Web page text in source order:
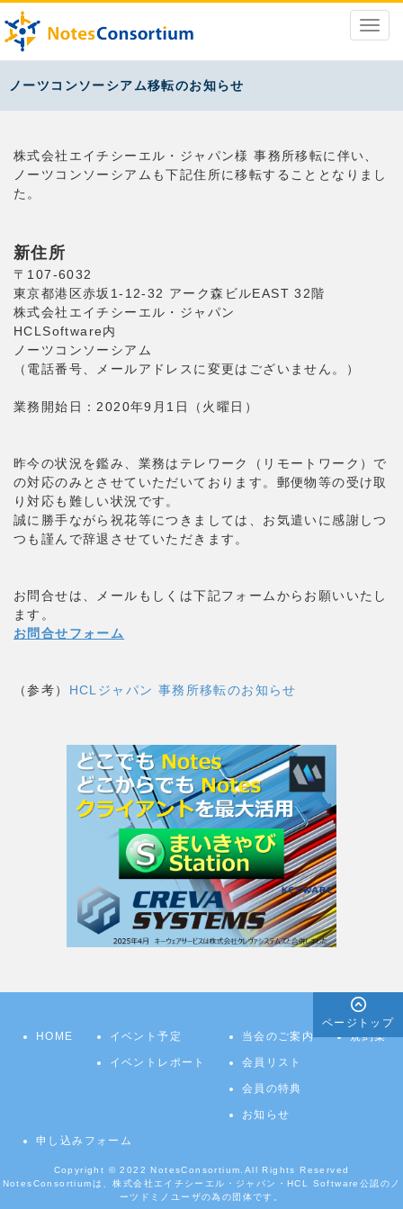
ノーツコンソーシアム移転のお知らせ
株式会社エイチシーエル・ジャパン様 事務所移転に伴い、
ノーツコンソーシアムも下記住所に移転することとなりまし
た。
新住所
〒107-6032
東京都港区赤坂1-12-32 アーク森ビルEAST 32階
株式会社エイチシーエル・ジャパン
HCLSoftware内
ノーツコンソーシアム
（電話番号、メールアドレスに変更はございません。）
業務開始日：2020年9月1日（火曜日）
昨今の状況を鑑み、業務はテレワーク（リモートワーク）で
の対応のみとさせていただいております。郵便物等の受け取
り対応も難しい状況です。
誠に勝手ながら祝花等につきましては、お気遣いに感謝しつ
つも謹んで辞退させていただきます。
お問合せは、メールもしくは下記フォームからお願いいたし
ます。
お問合せフォーム
（参考） HCLジャパン 事務所移転のお知らせ
HOME イベント予定
イベントレポート
当会のご案内
会員リスト
会員の特典
お知らせ
規約集
申し込みフォーム
ページトップ
Copyright © 2022NotesConsortium. All Rights Reserved
NotesConsortiumは、株式会社エイチシーエル・ジャパン・HCL Software公認のノ
ーツドミノユーザの為の団体です。